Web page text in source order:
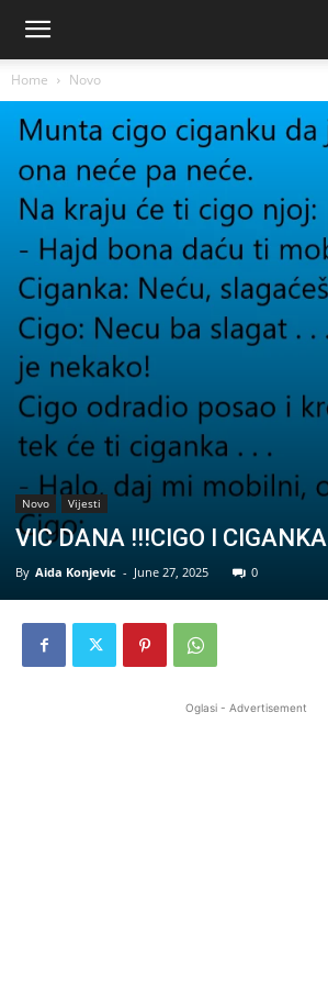
Home Novo
Novo Vijesti
VIC DANA !!!CIGO I CIGANKA
By Aida Konjevic - June 27, 2025 0
Oglasi - Advertisement